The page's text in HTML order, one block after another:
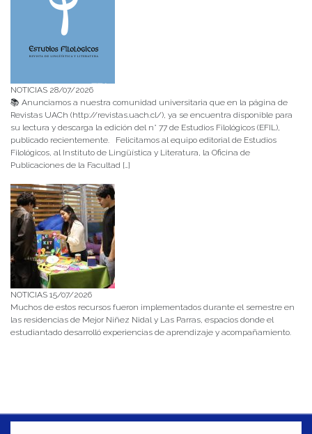
NOTICIAS 28/07/2026
📚 Anunciamos a nuestra comunidad universitaria que en la página de
Revistas UACh (http://revistas.uach.cl/), ya se encuentra disponible para
su lectura y descarga la edición del n° 77 de Estudios Filológicos (EFIL),
publicado recientemente. Felicitamos al equipo editorial de Estudios
Filológicos, al Instituto de Lingüística y Literatura, la Oficina de
Publicaciones de la Facultad […]
NOTICIAS 15/07/2026
Muchos de estos recursos fueron implementados durante el semestre en
las residencias de Mejor Niñez Nidal y Las Parras, espacios donde el
estudiantado desarrolló experiencias de aprendizaje y acompañamiento.